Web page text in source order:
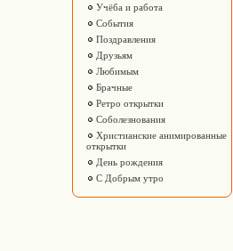
Учёба и работа
События
Поздравления
Друзьям
Любимым
Брачные
Ретро открытки
Соболезнования
Христианские анимированные
открытки
День рождения
С Добрым утро